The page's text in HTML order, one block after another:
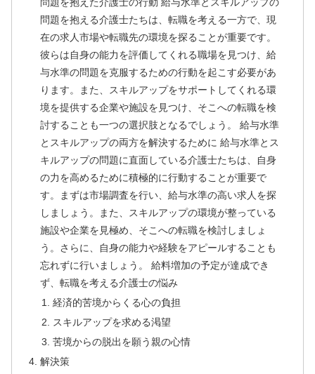
問題を抱えた介護士の行動 給与水準とスキルアップの
問題を抱える介護士たちは、転職を考える一方で、現
在の求人市場や転職先の環境を探ることが重要です。
彼らは自身の能力を評価してくれる職場を見つけ、給
与水準の問題を克服するための行動を起こす必要があ
ります。また、スキルアップをサポートしてくれる環
境を提供する企業や施設を見つけ、そこへの転職を検
討することも一つの選択肢となるでしょう。 給与水準
とスキルアップの両方を解決するために 給与水準とス
キルアップの問題に直面している介護士たちは、自身
の力を高めるために積極的に行動することが重要で
す。まずは市場調査を行い、給与水準の高い求人を探
しましょう。また、スキルアップの環境が整っている
施設や企業を見極め、そこへの転職を検討しましょ
う。さらに、自身の能力や経験をアピールすることも
忘れずに行いましょう。 給料増加の予定が達成でき
ず、転職を考える介護士の悩み
経済的苦境からくる心の負担
スキルアップを求める渇望
苦境からの脱出を願う親の心情
解決策